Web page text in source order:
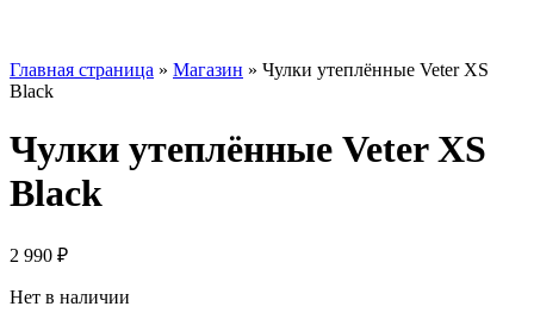
Главная страница » Магазин » Чулки утеплённые Veter XS
Black
Чулки утеплённые Veter XS
Black
2 990 ₽
Нет в наличии